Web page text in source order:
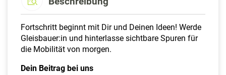
Fortschritt beginnt mit Dir und Deinen Ideen! Werde
Gleisbauer:in und hinterlasse sichtbare Spuren für
die Mobilität von morgen.
Dein Beitrag bei uns